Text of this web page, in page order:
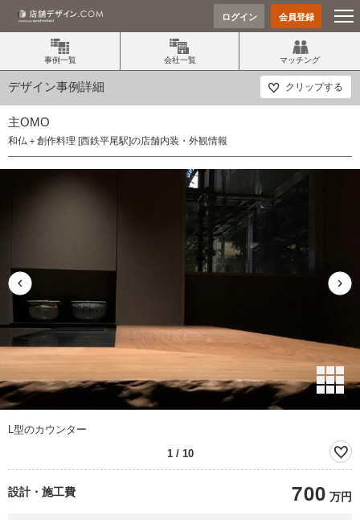
ログイン 会員登録
事例一覧 会社一覧 マッチング
デザイン事例詳細 クリップする
主OMO
和仏＋創作料理 [西鉄平尾駅]の店舗内装・外観情報
L型のカウンター
1/ 10
設計・施工費 700 万円